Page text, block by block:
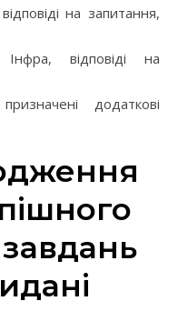
на запитання,
відповіді на
додаткові